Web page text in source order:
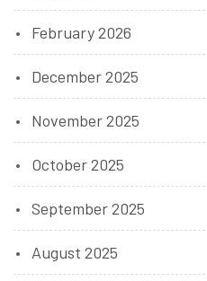
February 2026
December 2025
November 2025
October 2025
September 2025
August 2025